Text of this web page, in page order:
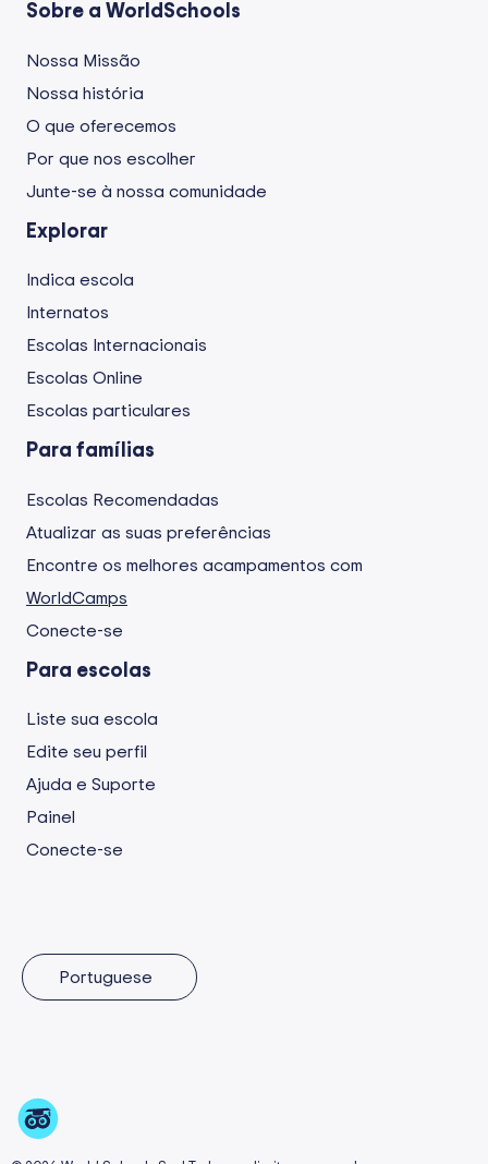
Sobre a WorldSchools
Nossa Missão
Nossa história
O que oferecemos
Por que nos escolher
Junte-se à nossa comunidade
Explorar
Indica escola
Internatos
Escolas Internacionais
Escolas Online
Escolas particulares
Para famílias
Escolas Recomendadas
Atualizar as suas preferências
Encontre os melhores acampamentos com
WorldCamps
Conecte-se
Para escolas
Liste sua escola
Edite seu perfil
Ajuda e Suporte
Painel
Conecte-se
Portuguese